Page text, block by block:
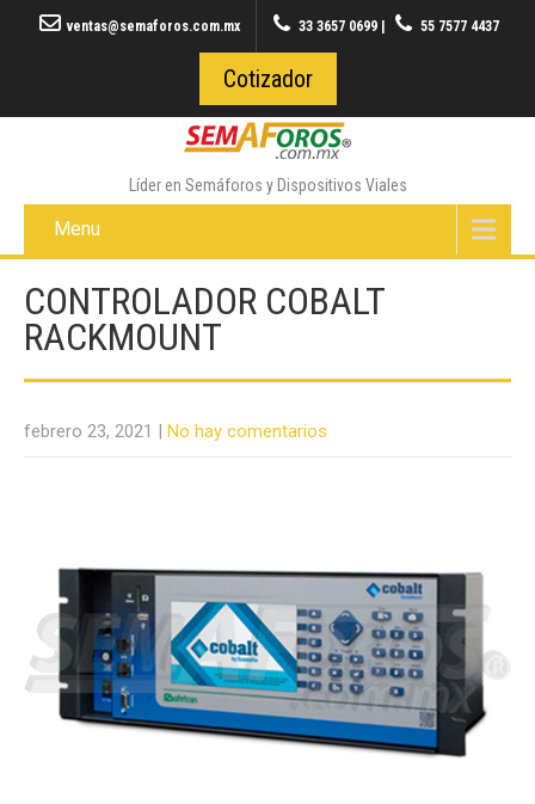
ventas@semaforos.com.mx 33 3657 0699 55 7577 4437
Cotizador
Líder en Semáforos y Dispositivos Viales
Menu
CONTROLADOR COBALT
RACKMOUNT
febrero 23, 2021 | No hay comentarios